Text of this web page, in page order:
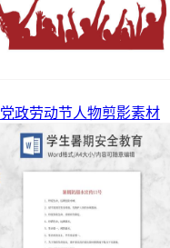
党政劳动节人物剪影素材